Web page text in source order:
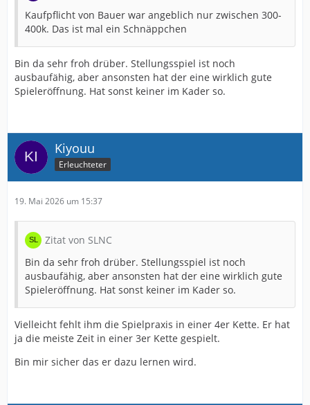
Kaufpflicht von Bauer war angeblich nur zwischen 300-
400k. Das ist mal ein Schnäppchen
Bin da sehr froh drüber. Stellungsspiel ist noch
ausbaufähig, aber ansonsten hat der eine wirklich gute
Spieleröffnung. Hat sonst keiner im Kader so.
Kiyouu
Erleuchteter
19. Mai 2026 um 15:37
Zitat von SLNC
Bin da sehr froh drüber. Stellungsspiel ist noch
ausbaufähig, aber ansonsten hat der eine wirklich gute
Spieleröffnung. Hat sonst keiner im Kader so.
Vielleicht fehlt ihm die Spielpraxis in einer 4er Kette. Er hat
ja die meiste Zeit in einer 3er Kette gespielt.
Bin mir sicher das er dazu lernen wird.